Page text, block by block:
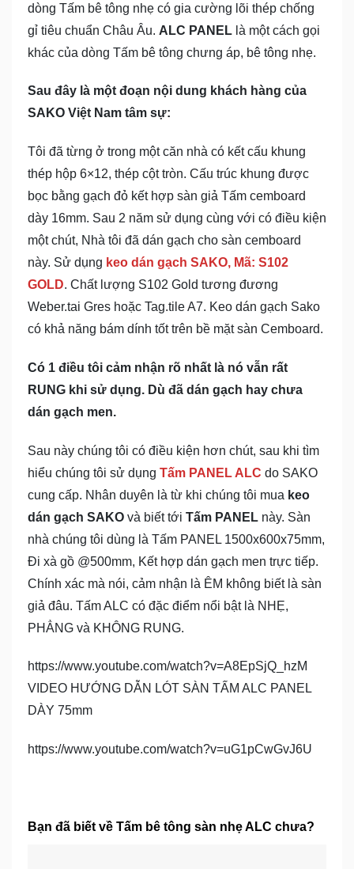
dòng Tấm bê tông nhẹ có gia cường lõi thép chống
gỉ tiêu chuẩn Châu Âu. ALC PANEL là một cách gọi
khác của dòng Tấm bê tông chưng áp, bê tông nhẹ.
Sau đây là một đoạn nội dung khách hàng của
SAKO Việt Nam tâm sự:
Tôi đã từng ở trong một căn nhà có kết cấu khung
thép hộp 6×12, thép cột tròn. Cấu trúc khung được
bọc bằng gạch đỏ kết hợp sàn giả Tấm cemboard
dày 16mm. Sau 2 năm sử dụng cùng với có điều kiện
một chút, Nhà tôi đã dán gạch cho sàn cemboard
này. Sử dụng keo dán gạch SAKO, Mã: S102
GOLD. Chất lượng S102 Gold tương đương
Weber.tai Gres hoặc Tag.tile A7. Keo dán gạch Sako
có khả năng bám dính tốt trên bề mặt sàn Cemboard.
Có 1 điều tôi cảm nhận rõ nhất là nó vẫn rất
RUNG khi sử dụng. Dù đã dán gạch hay chưa
dán gạch men.
Sau này chúng tôi có điều kiện hơn chút, sau khi tìm
hiểu chúng tôi sử dụng Tấm PANEL ALC do SAKO
cung cấp. Nhân duyên là từ khi chúng tôi mua keo
dán gạch SAKO và biết tới Tấm PANEL này. Sàn
nhà chúng tôi dùng là Tấm PANEL 1500x600x75mm,
Đi xà gồ @500mm, Kết hợp dán gạch men trực tiếp.
Chính xác mà nói, cảm nhận là ÊM không biết là sàn
giả đâu. Tấm ALC có đặc điểm nổi bật là NHẸ,
PHẲNG và KHÔNG RUNG.
https://www.youtube.com/watch?v=A8EpSjQ_hzM
VIDEO HƯỚNG DẪN LÓT SÀN TẤM ALC PANEL
DÀY 75mm
https://www.youtube.com/watch?v=uG1pCwGvJ6U
Bạn đã biết về Tấm bê tông sàn nhẹ ALC chưa?